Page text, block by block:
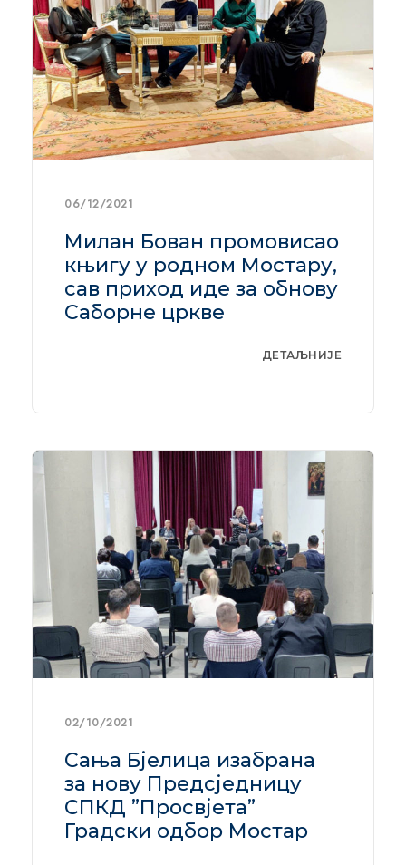
06/12/2021
Милан Бован промовисао
књигу у родном Мостару,
сав приход иде за обнову
Саборне цркве
ДЕТАЉНИЈЕ
02/10/2021
Сања Бјелица изабрана
за нову Предсједницу
СПКД ”Просвјета”
Градски одбор Мостар